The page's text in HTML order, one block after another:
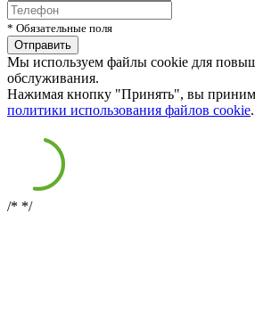
* Обязательные поля
Мы используем файлы cookie для
обслуживания.
Нажимая кнопку "Принять", вы
политики использования файлов cookie.
/* */